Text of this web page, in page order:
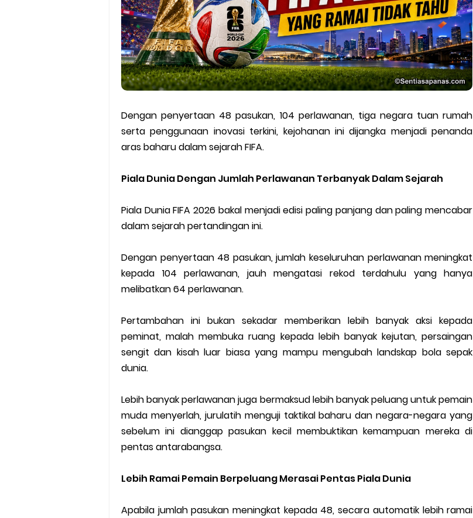
Dengan penyertaan 48 pasukan, 104 perlawanan, tiga negara tuan rumah
serta penggunaan inovasi terkini, kejohanan ini dijangka menjadi penanda
aras baharu dalam sejarah FIFA.
Piala Dunia Dengan Jumlah Perlawanan Terbanyak Dalam Sejarah
Piala Dunia FIFA 2026 bakal menjadi edisi paling panjang dan paling mencabar
dalam sejarah pertandingan ini.
Dengan penyertaan 48 pasukan, jumlah keseluruhan perlawanan meningkat
kepada 104 perlawanan, jauh mengatasi rekod terdahulu yang hanya
melibatkan 64 perlawanan.
Pertambahan ini bukan sekadar memberikan lebih banyak aksi kepada
peminat, malah membuka ruang kepada lebih banyak kejutan, persaingan
sengit dan kisah luar biasa yang mampu mengubah landskap bola sepak
dunia.
Lebih banyak perlawanan juga bermaksud lebih banyak peluang untuk pemain
muda menyerlah, jurulatih menguji taktikal baharu dan negara-negara yang
sebelum ini dianggap pasukan kecil membuktikan kemampuan mereka di
pentas antarabangsa.
Lebih Ramai Pemain Berpeluang Merasai Pentas Piala Dunia
Apabila jumlah pasukan meningkat kepada 48, secara automatik lebih ramai